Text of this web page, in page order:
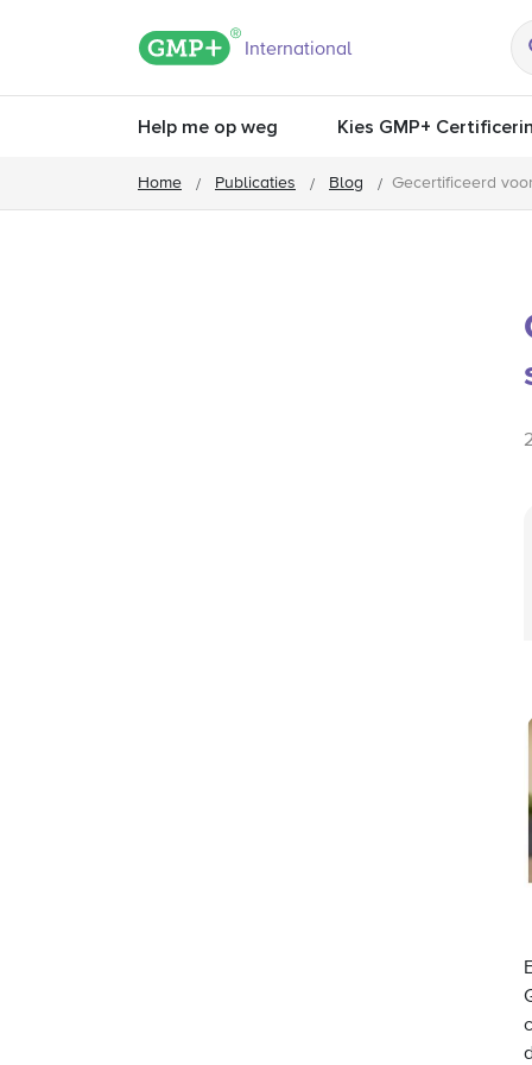
GMP+ logo
International
Help me op weg Kies GMP+
Home Publicaties Blog Gecertificeerd